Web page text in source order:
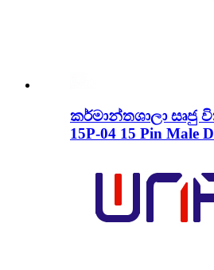
කර්මාන්තශාලා සෘජු
15P-04 15 Pin Male